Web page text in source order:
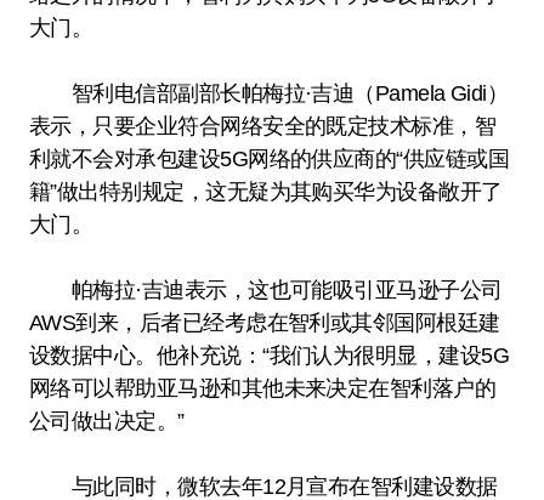
大门。
智利电信部副部长帕梅拉·吉迪（Pamela Gidi）
表示，只要企业符合网络安全的既定技术标准，智
利就不会对承包建设5G网络的供应商的“供应链或国
籍”做出特别规定，这无疑为其购买华为设备敞开了
大门。
帕梅拉·吉迪表示，这也可能吸引亚马逊子公司
AWS到来，后者已经考虑在智利或其邻国阿根廷建
设数据中心。他补充说：“我们认为很明显，建设5G
网络可以帮助亚马逊和其他未来决定在智利落户的
公司做出决定。”
与此同时，微软去年12月宣布在智利建设数据